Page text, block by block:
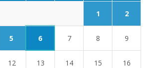
1 2
5 6 7 8 9
12 13 14 15 16